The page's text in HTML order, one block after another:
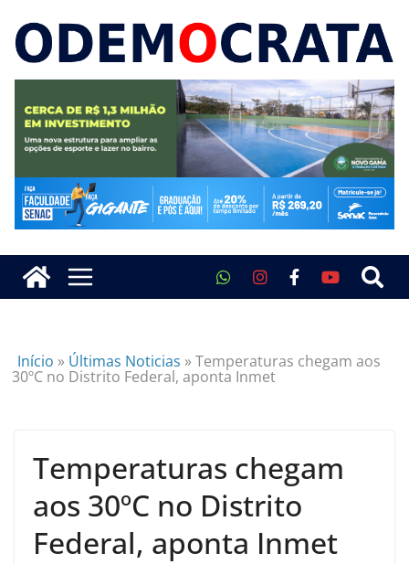
Início » Últimas Noticias »Temperaturas chegam aos
30ºC no Distrito Federal, aponta Inmet
Temperaturas chegam
aos 30ºC no Distrito
Federal, aponta Inmet